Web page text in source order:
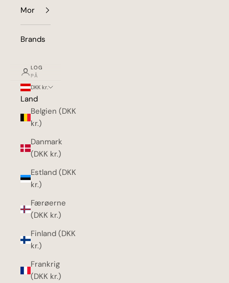
Mor
Brands
LOG
PÅ
DKK kr.
Land
Belgien (DKK
kr.)
Danmark
(DKK kr.)
Estland (DKK
kr.)
Færøerne
(DKK kr.)
Finland (DKK
kr.)
Frankrig
(DKK kr.)